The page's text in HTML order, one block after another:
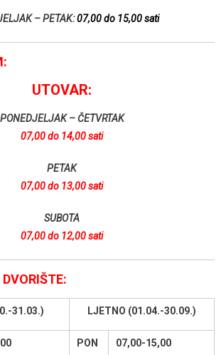
– PETAK:07,00 do 15,00 sati
UTOVAR:
PONEDJELJAK – ČETVRTAK
07,00 do 14,00 sati
PETAK
07,00 do 13,00 sati
SUBOTA
07,00 do 12,00 sati
31.03.) LJETNO (01.04.-30.09.)
PON 07,00-15,00